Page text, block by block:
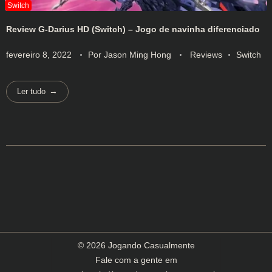
Review G-Darius HD (Switch) – Jogo de navinha diferenciado
fevereiro 8, 2022 Por Jason Ming Hong Reviews Switch
Ler tudo
© 2026 Jogando Casualmente
Fale com a gente em